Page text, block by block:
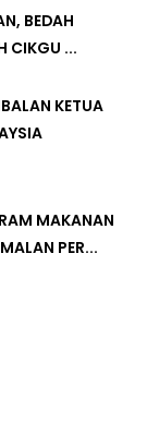
BEDAH
CIKGU ...
KETUA
MAKANAN
PER...